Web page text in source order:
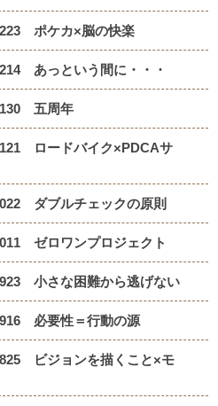
ポケカ×脳の快楽
あっという間に・・・
五周年
ロードバイク×PDCAサ
ダブルチェックの原則
ゼロワンプロジェクト
小さな困難から逃げない
必要性＝行動の源
ビジョンを描くこと×モ